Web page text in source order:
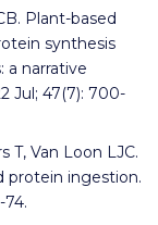
Plant-based
synthesis
a narrative
Jul; 47(7): 700-
T, Van Loon LJC.
protein ingestion.
74.